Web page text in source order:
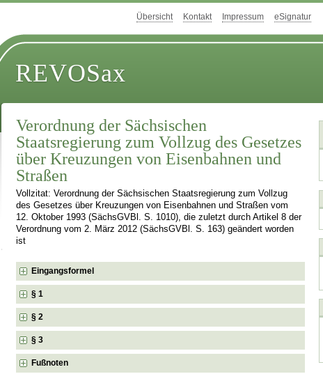
Übersicht Kontakt Impressum eSignatur
REVOSax
Verordnung der Sächsischen
Staatsregierung zum Vollzug des Gesetzes
über Kreuzungen von Eisenbahnen und
Straßen
Vollzitat: Verordnung der Sächsischen Staatsregierung zum Vollzug
des Gesetzes über Kreuzungen von Eisenbahnen und Straßen vom
12. Oktober 1993 (SächsGVBl. S. 1010), die zuletzt durch Artikel 8 der
Verordnung vom 2. März 2012 (SächsGVBl. S. 163) geändert worden
ist
Eingangsformel
§ 1
§ 2
§ 3
Fußnoten